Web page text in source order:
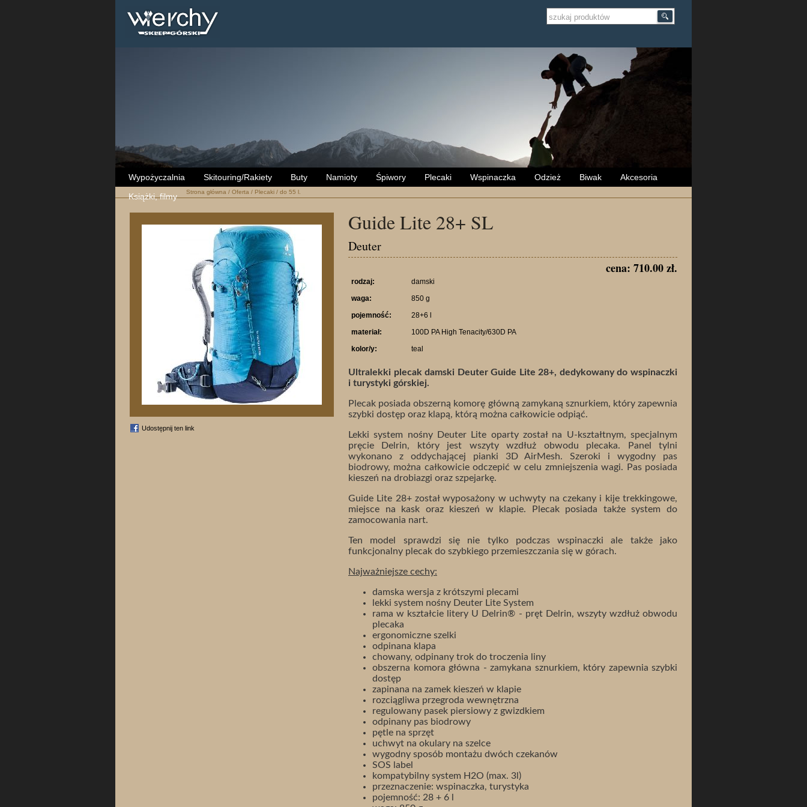
Wypożyczalnia Skitouring/Rakiety Buty Namioty Śpiwory Plecaki Wspinaczka Odzież Biwak
Akcesoria
Książki, filmy
Strona główna / Oferta / Plecaki / do 55 l.
Udostępnij ten link
Guide Lite 28+ SL
Deuter
cena: 710.00 zł.
rodzaj:
damski
waga:
850 g
pojemność:
28+6 l
materiał:
100D PA High Tenacity/630D PA
kolor/y:
teal
Ultralekki plecak damski Deuter Guide Lite 28+, dedykowany do wspinaczki
i turystyki górskiej.
Plecak posiada obszerną komorę główną zamykaną sznurkiem, który zapewnia
szybki dostęp oraz klapą, którą można całkowicie odpiąć.
Lekki system nośny Deuter Lite oparty został na U-kształtnym, specjalnym
pręcie Delrin, który jest wszyty wzdłuż obwodu plecaka. Panel tylni
wykonano z oddychającej pianki 3D AirMesh. Szeroki i wygodny pas
biodrowy, można całkowicie odczepić w celu zmniejszenia wagi. Pas posiada
kieszeń na drobiazgi oraz szpejarkę.
Guide Lite 28+ został wyposażony w uchwyty na czekany i kije trekkingowe,
miejsce na kask oraz kieszeń w klapie. Plecak posiada także system do
zamocowania nart.
Ten model sprawdzi się nie tylko podczas wspinaczki ale także jako
funkcjonalny plecak do szybkiego przemieszczania się w górach.
Najważniejsze cechy:
damska wersja z krótszymi plecami
lekki system nośny Deuter Lite System
rama w kształcie litery U Delrin® - pręt Delrin, wszyty wzdłuż obwodu
plecaka
ergonomiczne szelki
odpinana klapa
chowany, odpinany trok do troczenia liny
obszerna komora główna - zamykana sznurkiem, który zapewnia szybki
dostęp
zapinana na zamek kieszeń w klapie
rozciągliwa przegroda wewnętrzna
regulowany pasek piersiowy z gwizdkiem
odpinany pas biodrowy
pętle na sprzęt
uchwyt na okulary na szelce
wygodny sposób montażu dwóch czekanów
SOS label
kompatybilny system H2O (max. 3l)
przeznaczenie: wspinaczka, turystyka
pojemność: 28 + 6 l